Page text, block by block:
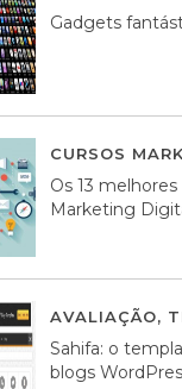
Gadgets
CURSOS
Os 13
Marketing
AVALIAÇÃO,
Sahifa: o
blogs